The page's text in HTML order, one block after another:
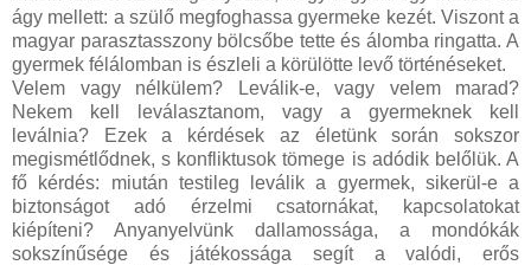
ágy mellett: a szülő megfoghassa gyermeke kezét. Viszont a
magyar parasztasszony bölcsőbe tette és álomba ringatta. A
gyermek félálomban is észleli a körülötte levő történéseket.
Velem vagy nélkülem? Leválik-e, vagy velem marad?
Nekem kell leválasztanom, vagy a gyermeknek kell
leválnia? Ezek a kérdések az életünk során sokszor
megismétlődnek, s konfliktusok tömege is adódik belőlük. A
fő kérdés: miután testileg leválik a gyermek, sikerül-e a
biztonságot adó érzelmi csatornákat, kapcsolatokat
kiépíteni? Anyanyelvünk dallamossága, a mondókák
sokszínűsége és játékossága segít a valódi, erős